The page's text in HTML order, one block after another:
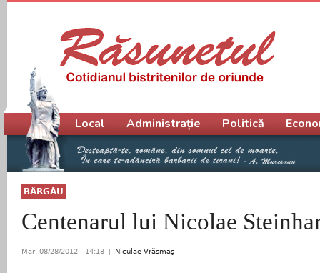
BÂRGĂU
Centenarul lui Nicolae
Mar, 08/28/2012 - 14:13 Niculae Vrăsmaş
Meniu principal
Local Administrație Politică